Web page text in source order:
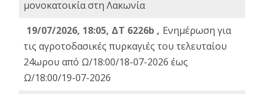
μονοκατοικία στη Λακωνία
19/07/2026, 18:05, ΔΤ 6226b , Ενημέρωση για
τις αγροτοδασικές πυρκαγιές του τελευταίου
24ωρου από Ω/18:00/18-07-2026 έως
Ω/18:00/19-07-2026